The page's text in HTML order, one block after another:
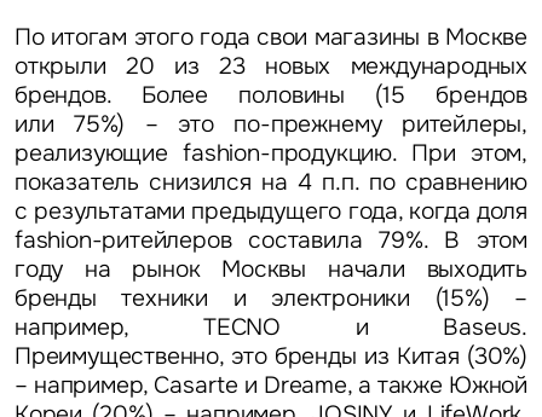
По итогам этого года свои магазины в Москве
открыли 20 из 23 новых международных
брендов. Более половины (15 брендов
или 75%) – это по-прежнему ритейлеры,
реализующие fashion-продукцию. При этом,
показатель снизился на 4 п.п. по сравнению
с результатами предыдущего года, когда доля
fashion-ритейлеров составила 79%. В этом
году на рынок Москвы начали выходить
бренды техники и электроники (15%) –
например, TECNO и Baseus.
Преимущественно, это бренды из Китая (30%)
– например, Casarte и Dreame, а также Южной